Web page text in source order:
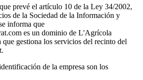
prevé el artículo 10 de la Ley 34/2002,
de la Sociedad de la Información y
informa que
es un dominio de L'Agrícola
gestiona los servicios del recinto del
de la empresa son los